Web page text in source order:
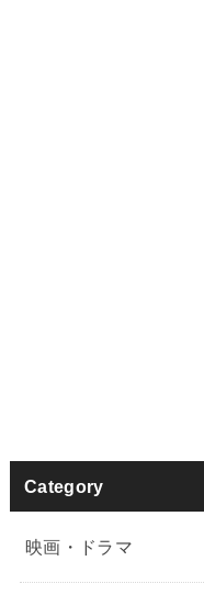
Category
映画・ドラマ